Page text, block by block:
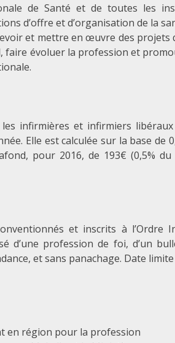
de Santé et de toutes les
d’offre et d’organisation de la
et mettre en œuvre des projets
évoluer la profession et
infirmières et infirmiers
Elle est calculée sur la base de
pour 2016, de 193€ (0,5%
et inscrits à l’Ordre
d’une profession de foi, d’un
et sans panachage. Date limite
en région pour la profession